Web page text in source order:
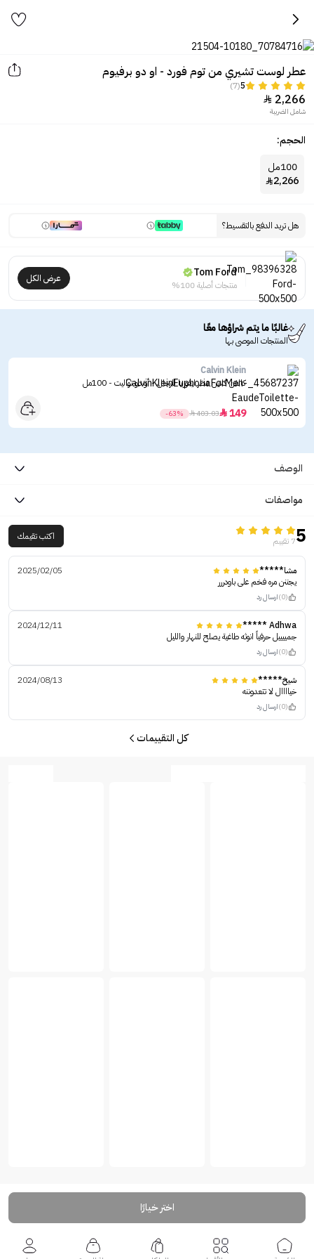
عطر لوست تشيري من توم فورد - او دو برفيوم
5
(7)
2,266

شامل الضريبة
الحجم:
100مل
2,266

هل تريد الدفع بالتقسيط؟
Tom Ford
منتجات أصلية 100%
عرض الكل
غالبًا ما يتم شراؤها معًا
المنتجات الموصى بها
Calvin Klein
كالفن كلاين عطر ايفوريا للرجال - أو دو تواليت - 100مل
149

403.03

-63%
الوصف
مواصفات
57 تقييم اكتب تقيمك
مشا*****
2025/02/05
يجننن مره فخم على باودررر
(0) ارسال رد
Adhwa *****
2024/12/11
جمييييل حرفياً انوثه طاغية يصلح للنهار والليل
(0) ارسال رد
شيخ*****
2024/08/13
خياااال لا تتعدوننه
(0) ارسال رد
كل التقييمات
اختر خيارًا